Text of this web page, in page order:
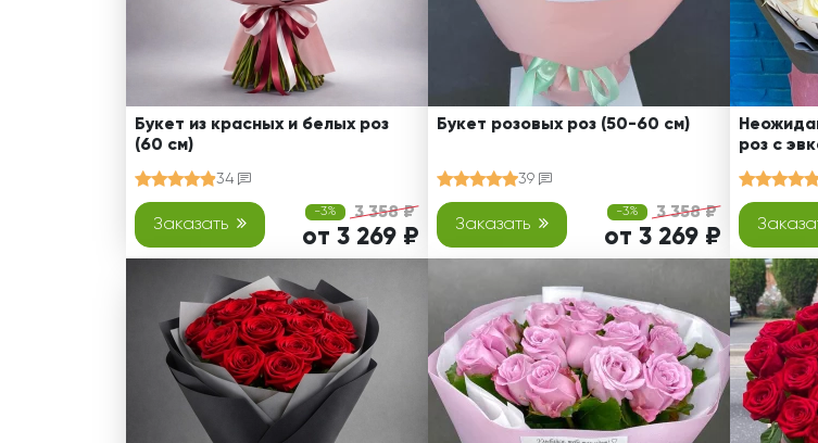
Букет из красных и белых роз
(60 см)
34
Заказать
-3% 3 358 ₽
от 3 269 ₽
Букет розовых роз (50-60 см)
39
Заказать
-3% 3 358 ₽
от 3 269 ₽
роз с